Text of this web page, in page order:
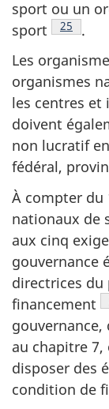
sport ou un
sport
Note de
25
.
Les
organismes
les centres et
doivent
non lucratif
fédéral,
À compter du
nationaux de
aux cinq
gouvernance
directrices du
financement
au chapitre
disposer des
condition de